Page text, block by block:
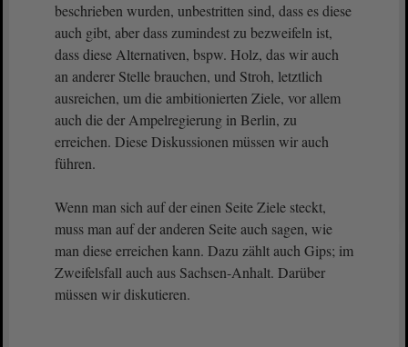
beschrieben wurden, unbestritten sind, dass es diese
auch gibt, aber dass zumindest zu bezweifeln ist,
dass diese Alternativen, bspw. Holz, das wir auch
an anderer Stelle brauchen, und Stroh, letztlich
ausreichen, um die ambitionierten Ziele, vor allem
auch die der Ampelregierung in Berlin, zu
erreichen. Diese Diskussionen müssen wir auch
führen.
Wenn man sich auf der einen Seite Ziele steckt,
muss man auf der anderen Seite auch sagen, wie
man diese erreichen kann. Dazu zählt auch Gips; im
Zweifelsfall auch aus Sachsen-Anhalt. Darüber
müssen wir diskutieren.